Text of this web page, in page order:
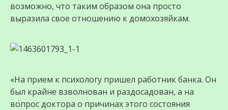
возможно, что таким образом она просто
выразила свое отношению к домохозяйкам.
«На прием к психологу пришел работник банка. Он
был крайне взволнован и раздосадован, а на
вопрос доктора о причинах этого состояния